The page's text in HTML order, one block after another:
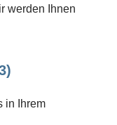
werden Ihnen
in Ihrem